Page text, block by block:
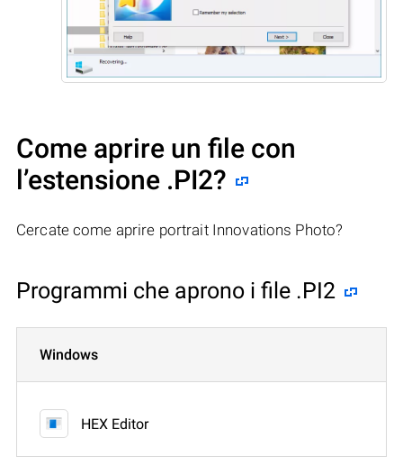
Come aprire un file con
l’estensione .PI2?
Cercate come aprire portrait Innovations Photo?
Programmi che aprono i file .PI2
Windows
HEX Editor